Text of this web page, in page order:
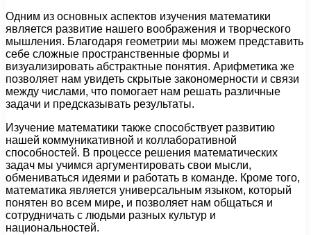
Одним из основных аспектов изучения математики
является развитие нашего воображения и творческого
мышления. Благодаря геометрии мы можем представить
себе сложные пространственные формы и
визуализировать абстрактные понятия. Арифметика же
позволяет нам увидеть скрытые закономерности и связи
между числами, что помогает нам решать различные
задачи и предсказывать результаты.
Изучение математики также способствует развитию
нашей коммуникативной и коллаборативной
способностей. В процессе решения математических
задач мы учимся аргументировать свои мысли,
обмениваться идеями и работать в команде. Кроме того,
математика является универсальным языком, который
понятен во всем мире, и позволяет нам общаться и
сотрудничать с людьми разных культур и
национальностей.